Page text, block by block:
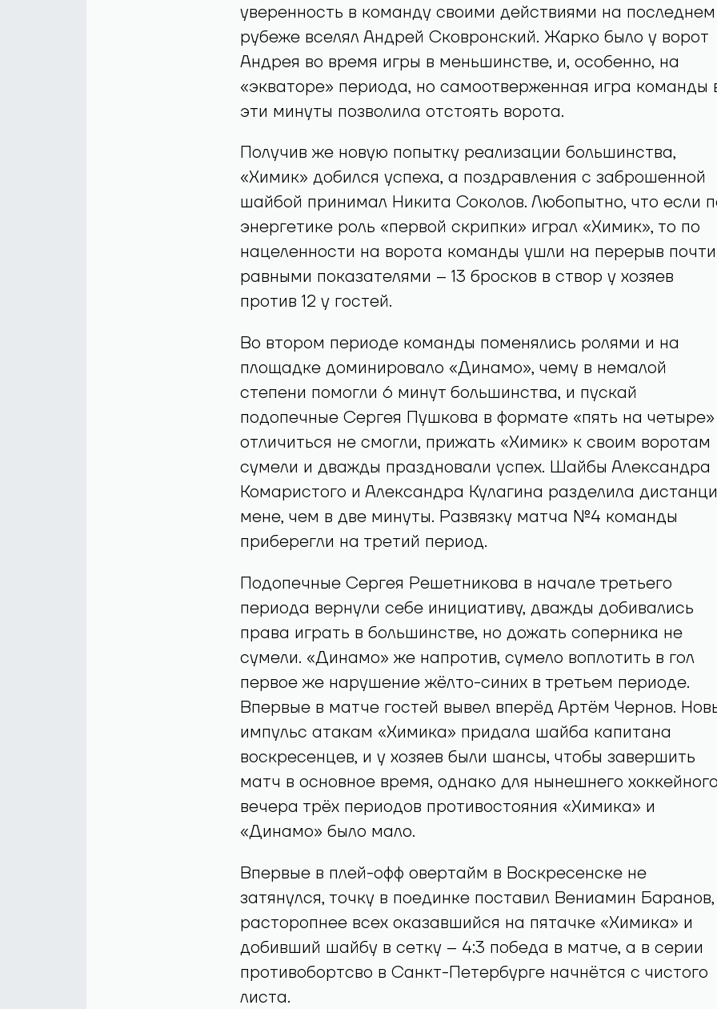
уверенность в команду своими действиями на последнем
рубеже вселял Андрей Сковронский. Жарко было у ворот
Андрея во время игры в меньшинстве, и, особенно, на
«экваторе» периода, но самоотверженная игра команды
эти минуты позволила отстоять ворота.
Получив же новую попытку реализации большинства,
«Химик» добился успеха, а поздравления с заброшенной
шайбой принимал Никита Соколов. Любопытно, что если
энергетике роль «первой скрипки» играл «Химик», то по
нацеленности на ворота команды ушли на перерыв
равными показателями – 13 бросков в створ у хозяев
против 12 у гостей.
Во втором периоде команды поменялись ролями и на
площадке доминировало «Динамо», чему в немалой
степени помогли 6 минут большинства, и пускай
подопечные Сергея Пушкова в формате «пять на четыре»
отличиться не смогли, прижать «Химик» к своим воротам
сумели и дважды праздновали успех. Шайбы Александра
Комаристого и Александра Кулагина разделила
мене, чем в две минуты. Развязку матча №4 команды
приберегли на третий период.
Подопечные Сергея Решетникова в начале третьего
периода вернули себе инициативу, дважды добивались
права играть в большинстве, но дожать соперника не
сумели. «Динамо» же напротив, сумело воплотить в гол
первое же нарушение жёлто-синих в третьем периоде.
Впервые в матче гостей вывел вперёд Артём Чернов.
импульс атакам «Химика» придала шайба капитана
воскресенцев, и у хозяев были шансы, чтобы завершить
матч в основное время, однако для нынешнего
вечера трёх периодов противостояния «Химика» и
«Динамо» было мало.
Впервые в плей-офф овертайм в Воскресенске не
затянулся, точку в поединке поставил Вениамин Баранов,
расторопнее всех оказавшийся на пятачке «Химика» и
добивший шайбу в сетку – 4:3 победа в матче, а в серии
противобортсво в Санкт-Петербурге начнётся с чистого
листа.